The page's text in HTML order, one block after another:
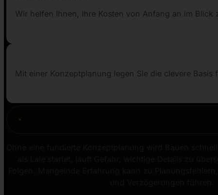
Wir helfen Ihnen, Ihre Kosten von Anfang an im Blick
Mit einer Konzeptplanung legen Sie die clevere